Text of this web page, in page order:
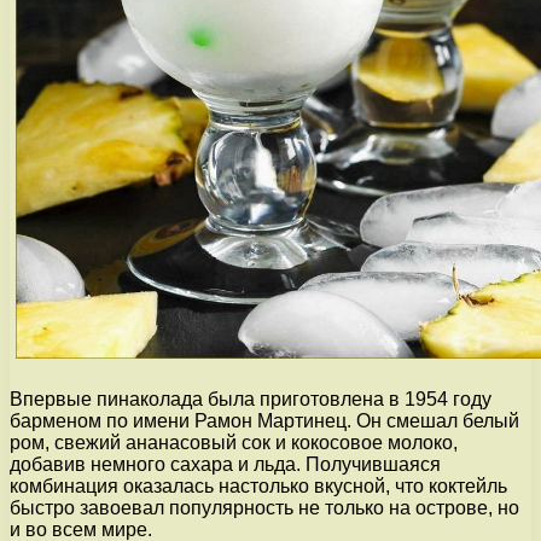
Впервые пинаколада была приготовлена в 1954 году
барменом по имени Рамон Мартинец. Он смешал белый
ром, свежий ананасовый сок и кокосовое молоко,
добавив немного сахара и льда. Получившаяся
комбинация оказалась настолько вкусной, что коктейль
быстро завоевал популярность не только на острове, но
и во всем мире.